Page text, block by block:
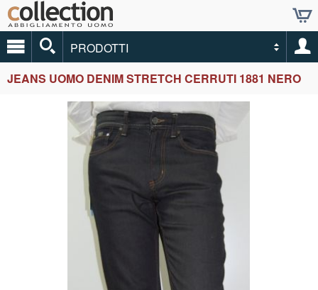
PRODOTTI
JEANS UOMO DENIM STRETCH CERRUTI 1881 NERO